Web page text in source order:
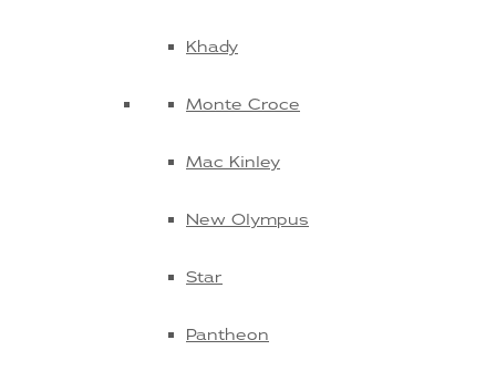
Khady
Monte Croce
Mac Kinley
New Olympus
Star
Pantheon